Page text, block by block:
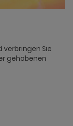
verbringen Sie
gehobenen